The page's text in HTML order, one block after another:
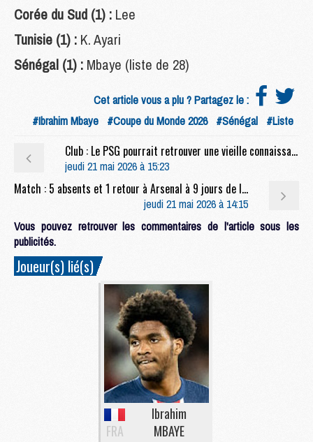
Corée du Sud (1) : Lee
Tunisie (1) : K. Ayari
Sénégal (1) : Mbaye (liste de 28)
Cet article vous a plu ? Partagez le :
#Ibrahim Mbaye #Coupe du Monde 2026 #Sénégal #Liste
Club : Le PSG pourrait retrouver une vieille connaissance dès la mi-août
jeudi 21 mai 2026 à 15:23
Match : 5 absents et 1 retour à Arsenal à 9 jours de la finale face au PSG
jeudi 21 mai 2026 à 14:15
Vous pouvez retrouver les commentaires de l'article sous les
publicités.
Joueur(s) lié(s)
FRA
Ibrahim
MBAYE